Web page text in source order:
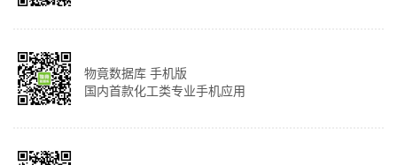
物竟数据库 手机版
国内首款化工类专业手机应用